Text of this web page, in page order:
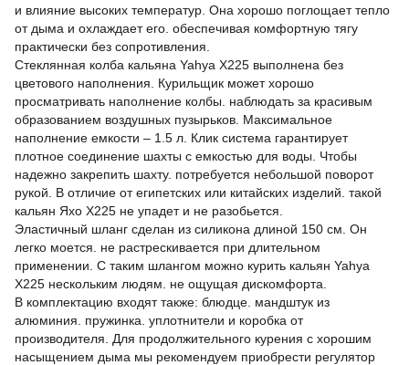
и влияние высоких температур. Она хорошо поглощает тепло
от дыма и охлаждает его. обеспечивая комфортную тягу
практически без сопротивления.
Стеклянная колба кальяна Yahya Х225 выполнена без
цветового наполнения. Курильщик может хорошо
просматривать наполнение колбы. наблюдать за красивым
образованием воздушных пузырьков. Максимальное
наполнение емкости – 1.5 л. Клик система гарантирует
плотное соединение шахты с емкостью для воды. Чтобы
надежно закрепить шахту. потребуется небольшой поворот
рукой. В отличие от египетских или китайских изделий. такой
кальян Яхо Х225 не упадет и не разобьется.
Эластичный шланг сделан из силикона длиной 150 см. Он
легко моется. не растрескивается при длительном
применении. С таким шлангом можно курить кальян Yahya
Х225 нескольким людям. не ощущая дискомфорта.
В комплектацию входят также: блюдце. мандштук из
алюминия. пружинка. уплотнители и коробка от
производителя. Для продолжительного курения с хорошим
насыщением дыма мы рекомендуем приобрести регулятор